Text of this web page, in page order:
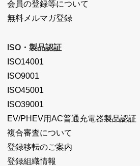
会員の登録等について
無料メルマガ登録
ISO・製品認証
ISO14001
ISO9001
ISO45001
ISO39001
EV/PHEV用AC普通充電器製品認証
複合審査について
登録移転のご案内
登録組織情報